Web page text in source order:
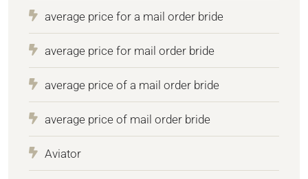
average price for a mail order bride
average price for mail order bride
average price of a mail order bride
average price of mail order bride
Aviator